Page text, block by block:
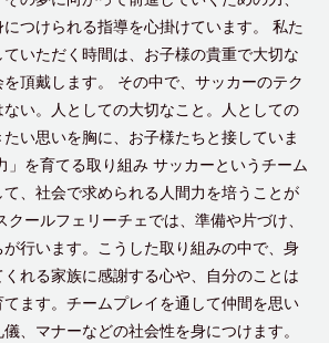
つけられる指導を心掛けています。 私た
いただく時間は、お子様の貴重で大切な
頂戴します。 その中で、サッカーのテク
い。人としての大切なこと。人としての
い思いを胸に、お子様たちと接していま
」を育てる取り組み サッカーというチーム
、社会で求められる人間力を培うことが
クールフェリーチェでは、準備や片づけ、
行います。こうした取り組みの中で、身
れる家族に感謝する心や、自分のことは
ます。チームプレイを通して仲間を思い
、マナーなどの社会性を身につけます。